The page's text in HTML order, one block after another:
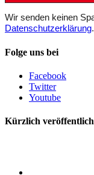
Wir senden keinen
Datenschutzerklärung.
Folge uns bei
Facebook
Twitter
Youtube
Kürzlich